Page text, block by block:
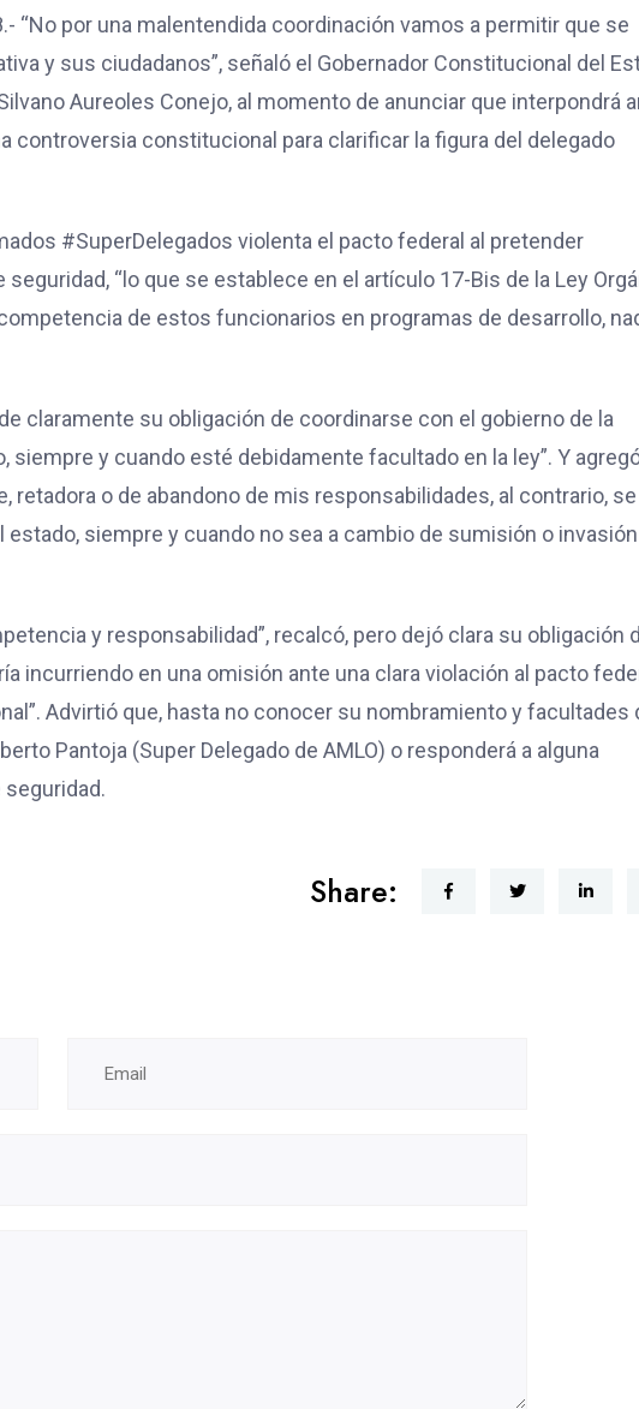
“No por una malentendida coordinación vamos a permitir que se
y sus ciudadanos”, señaló el Gobernador Constitucional del
Aureoles Conejo, al momento de anunciar que interpondrá
controversia constitucional para clarificar la figura del delegado
#SuperDelegados violenta el pacto federal al pretender
“lo que se establece en el artículo 17-Bis de la Ley
de estos funcionarios en programas de desarrollo,
claramente su obligación de coordinarse con el gobierno de la
siempre y cuando esté debidamente facultado en la ley”. Y
retadora o de abandono de mis responsabilidades, al contrario, se
siempre y cuando no sea a cambio de sumisión o
y responsabilidad”, recalcó, pero dejó clara su obligación
incurriendo en una omisión ante una clara violación al pacto
Advirtió que, hasta no conocer su nombramiento y facultades
Pantoja (Super Delegado de AMLO) o responderá a alguna
Share: